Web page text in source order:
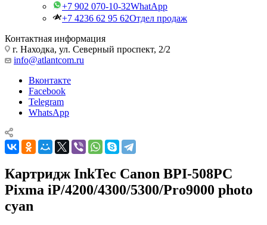
+7 902 070-10-32WhatApp
+7 4236 62 95 62Отдел продаж
Контактная информация
г. Находка, ул. Северный проспект, 2/2
info@atlantcom.ru
Вконтакте
Facebook
Telegram
WhatsApp
Картридж InkTec Canon BPI-508PC
Pixma iP/4200/4300/5300/Pro9000 photo
cyan